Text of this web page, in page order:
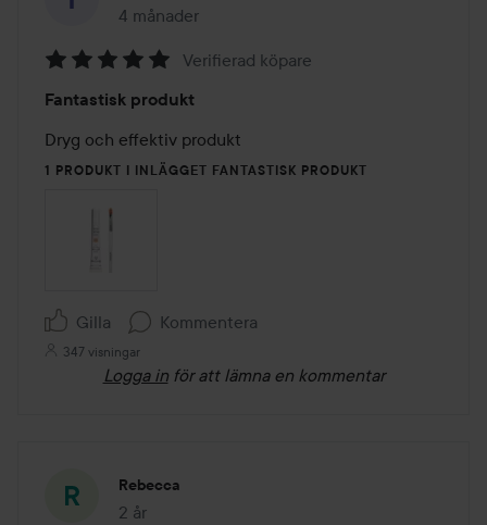
4 månader
Inlägget skapades 4 månader
5
av
5
Verifierad köpare
Fantastisk produkt
Dryg och effektiv produkt
1 PRODUKT I INLÄGGET FANTASTISK PRODUKT
Gilla Kommentera
347 visningar
Logga in för att lämna en kommentar
Rebecca
2 år
Inlägget skapades 2 år